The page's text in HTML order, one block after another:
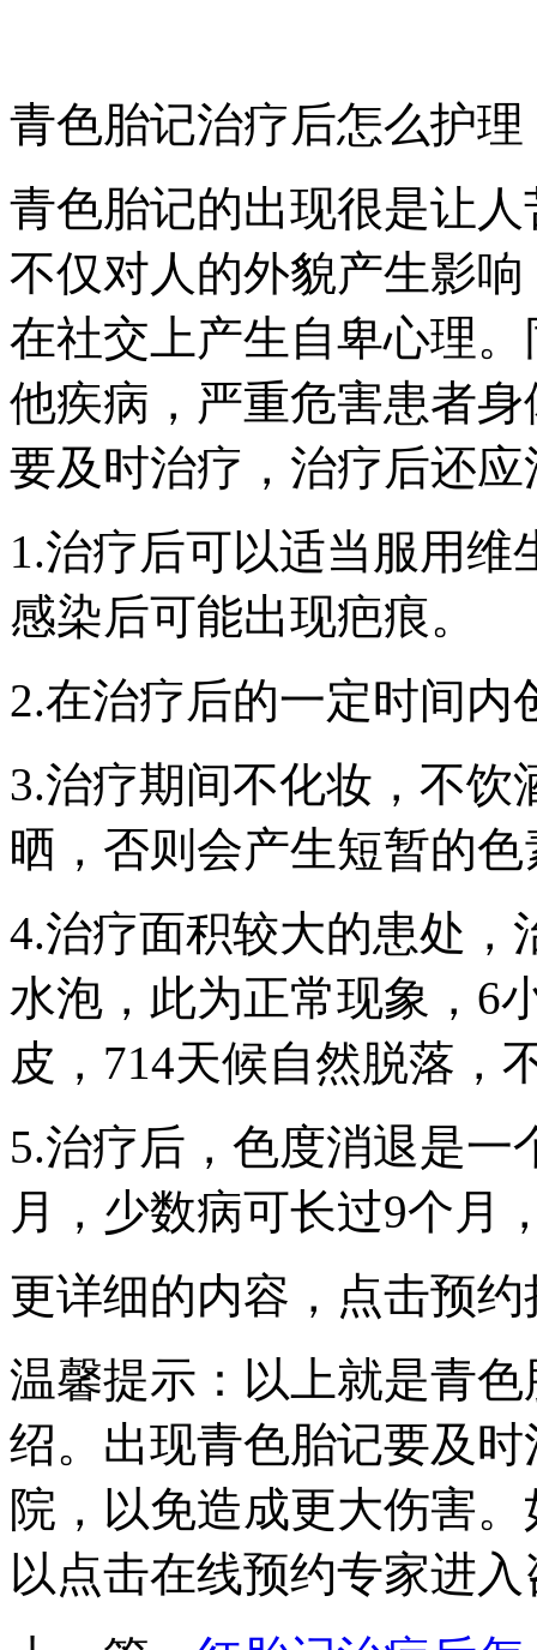
青色胎记治疗后怎么护理
青色胎记的出现很是让
不仅对人的外貌产生影
在社交上产生自卑心理
他疾病，严重危害患者
要及时治疗，治疗后还
1.治疗后可以适当服用
感染后可能出现疤痕。
2.在治疗后的一定时间内
3.治疗期间不化妆，不饮
晒，否则会产生短暂的
4.治疗面积较大的患处，
水泡，此为正常现象，6
皮，714天候自然脱落，
5.治疗后，色度消退是
月，少数病可长过9个月
更详细的内容，点击预约
温馨提示：以上就是青
绍。出现青色胎记要及
院，以免造成更大伤害
以点击在线预约专家进